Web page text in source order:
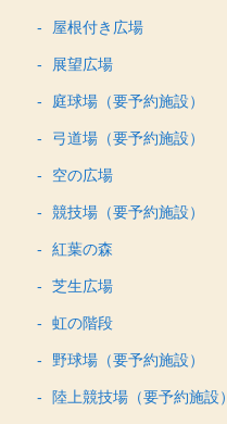
屋根付き広場
展望広場
庭球場（要予約施設）
弓道場（要予約施設）
空の広場
競技場（要予約施設）
紅葉の森
芝生広場
虹の階段
野球場（要予約施設）
陸上競技場（要予約施設）